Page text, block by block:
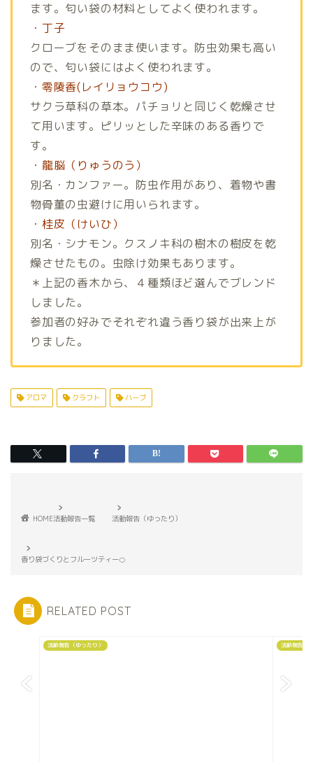
ます。匂い袋の材料としてよく使われます。
・丁子
クローブをそのまま使います。防虫効果も高い
ので、匂い袋にはよく使われます。
・零陵香(レイリョウコウ)
サクラ草科の草本。パチョリと同じく乾燥させ
て用います。ピリッとした辛味のある香りで
す。
・龍脳（りゅうのう）
別名・カンファー。防虫作用があり、着物や書
物骨董の虫避けに用いられます。
・桂皮（けいひ）
別名・シナモン。クスノキ科の樹木の樹皮を乾
燥させたもの。虫除け効果もあります。
＊上記の香木から、４種類ほど選んでブレンド
しました。
参加者の好みでそれぞれ違う香り袋が出来上が
りました。
アロマ クラフト ハーブ
HOME活動報告一覧 活動報告（ゆったり）
香り袋づくりとフルーツティー🍊
RELATED POST
活動報告（ゆったり） 活動報告（